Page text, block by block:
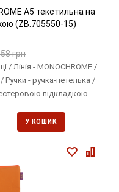
A5 текстильна на
(ZB.705550-15)
грн
/ Лінія - MONOCHROME /
Ручки - ручка-петелька /
підкладкою
У КОШИК